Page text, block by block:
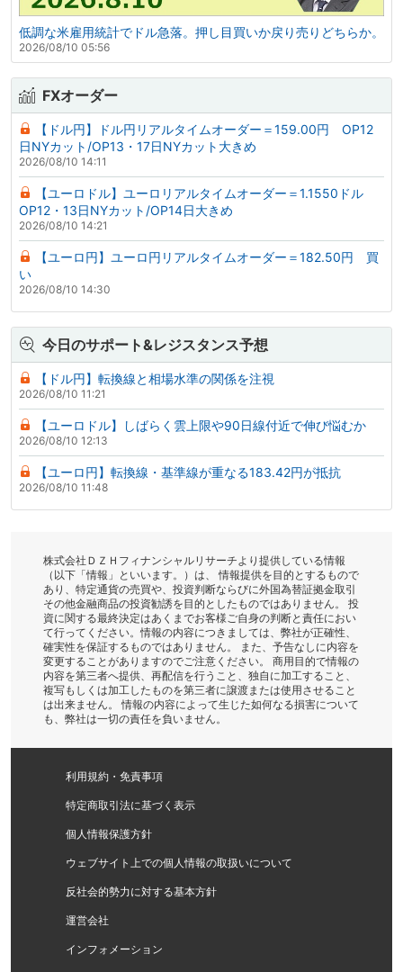
低調な米雇用統計でドル急落。押し目買いか戻り売りどちらか。
2026/08/10 05:56
FXオーダー
【ドル円】ドル円リアルタイムオーダー＝159.00円 OP12
日NYカット/OP13・17日NYカット大きめ
2026/08/10 14:11
【ユーロドル】ユーロリアルタイムオーダー＝1.1550ドル
OP12・13日NYカット/OP14日大きめ
2026/08/10 14:21
【ユーロ円】ユーロ円リアルタイムオーダー＝182.50円 買
い
2026/08/10 14:30
今日のサポート&レジスタンス予想
【ドル円】転換線と相場水準の関係を注視
2026/08/10 11:21
【ユーロドル】しばらく雲上限や90日線付近で伸び悩むか
2026/08/10 12:13
【ユーロ円】転換線・基準線が重なる183.42円が抵抗
2026/08/10 11:48
株式会社ＤＺＨフィナンシャルリサーチより提供している情報
（以下「情報」といいます。）は、 情報提供を目的とするもので
あり、特定通貨の売買や、投資判断ならびに外国為替証拠金取引
その他金融商品の投資勧誘を目的としたものではありません。 投
資に関する最終決定はあくまでお客様ご自身の判断と責任におい
て行ってください。情報の内容につきましては、弊社が正確性、
確実性を保証するものではありません。 また、予告なしに内容を
変更することがありますのでご注意ください。 商用目的で情報の
内容を第三者へ提供、再配信を行うこと、独自に加工すること、
複写もしくは加工したものを第三者に譲渡または使用させること
は出来ません。 情報の内容によって生じた如何なる損害について
も、弊社は一切の責任を負いません。
利用規約・免責事項
特定商取引法に基づく表示
個人情報保護方針
ウェブサイト上での個人情報の取扱いについて
反社会的勢力に対する基本方針
運営会社
インフォメーション